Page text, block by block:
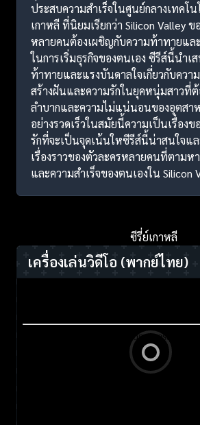
ประสบความสำเร็จในศูนย์กลางเทคโ
เกาหลี ที่นิยมเรียกว่า Silicon Valley ข
หลายคนต้องเผชิญกับความท้าทายแล
ในการเริ่มธุรกิจของตนเอง ซีรีส์นี้นำเ
ท้าทายและแรงบันดาลใจเกี่ยวกับควา
สร้างฝันและความรักในยุคหนุ่มสาวที่
ลำบากและความไม่แน่นอนของอุตสา
อย่างรวดเร็วในสมัยนี้ความเป็นเรื่องข
รักที่จะเป็นจุดเน้นใหซีรีส์นี้น่าสนใจแ
เรื่องราวของตัวละครหลายคนที่ตาม
และความสำเร็จของตนเองใน Silicon
ซีรี่ย์เกาหลี
เครื่องเล่นวิดีโอ (พากย์ไทย)